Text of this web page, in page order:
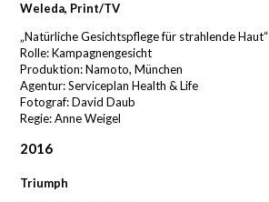
Weleda, Print/TV
„Natürliche Gesichtspflege für strahlende Haut“
Rolle: Kampagnengesicht
Produktion: Namoto, München
Agentur: Serviceplan Health & Life
Fotograf: David Daub
Regie: Anne Weigel
2016
Triumph